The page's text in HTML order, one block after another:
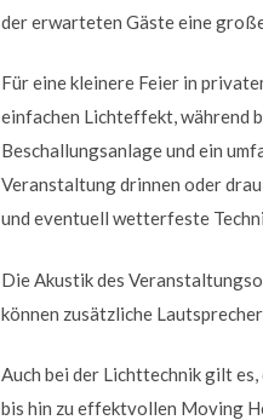
der erwarteten Gäste eine
Für eine kleinere Feier in
einfachen Lichteffekt, während
Beschallungsanlage und ein
Veranstaltung drinnen oder
und eventuell wetterfeste
Die Akustik des
können zusätzliche
Auch bei der Lichttechnik gilt
bis hin zu effektvollen Moving